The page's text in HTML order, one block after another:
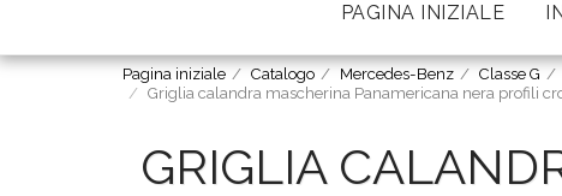
PAGINA INIZIALE
Pagina iniziale Catalogo Mercedes-Benz Classe G
Griglia calandra mascherina Panamericana nera profili
GRIGLIA